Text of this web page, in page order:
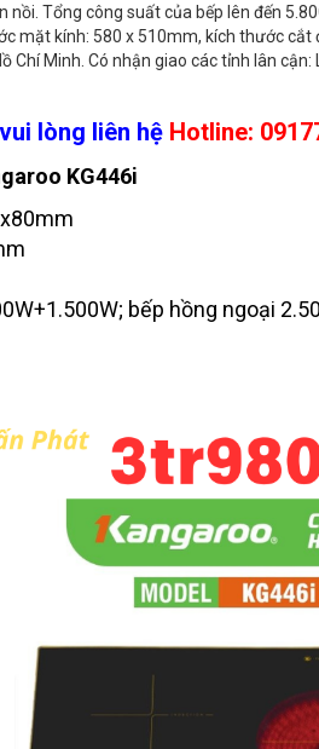
nồi. Tổng công suất của bếp lên đến
mặt kính: 580 x 510mm, kích thước
Chí Minh. Có nhận giao các tỉnh lân
lòng liên hệ Hotline:
KG446i
bếp hồng ngoại